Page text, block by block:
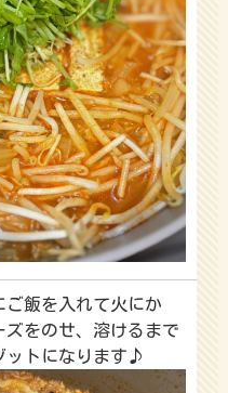
飯を入れて火にか
ズをのせ、溶けるまで
ットになります♪